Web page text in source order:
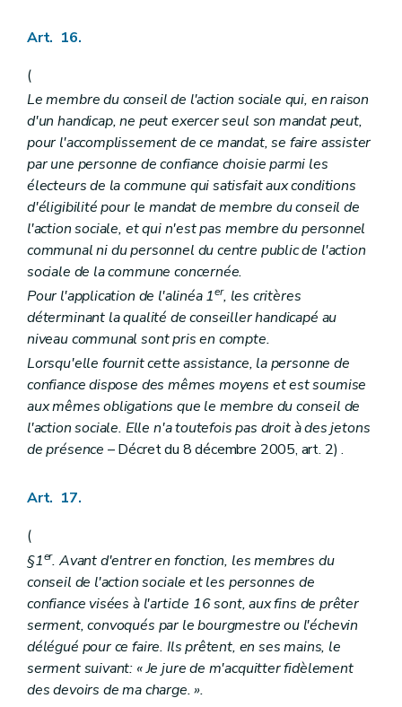
Art. 16.
(
Le membre du conseil de l'action sociale qui, en raison
d'un handicap, ne peut exercer seul son mandat peut,
pour l'accomplissement de ce mandat, se faire assister
par une personne de confiance choisie parmi les
électeurs de la commune qui satisfait aux conditions
d'éligibilité pour le mandat de membre du conseil de
l'action sociale, et qui n'est pas membre du personnel
communal ni du personnel du centre public de l'action
sociale de la commune concernée.
Pour l'application de l'alinéa 1er, les critères
déterminant la qualité de conseiller handicapé au
niveau communal sont pris en compte.
Lorsqu'elle fournit cette assistance, la personne de
confiance dispose des mêmes moyens et est soumise
aux mêmes obligations que le membre du conseil de
l'action sociale. Elle n'a toutefois pas droit à des jetons
de présence – Décret du 8 décembre 2005, art. 2) .
Art. 17.
(
§1er. Avant d'entrer en fonction, les membres du
conseil de l'action sociale et les personnes de
confiance visées à l'article 16 sont, aux fins de prêter
serment, convoqués par le bourgmestre ou l'échevin
délégué pour ce faire. Ils prêtent, en ses mains, le
serment suivant: « Je jure de m'acquitter fidèlement
des devoirs de ma charge. ».